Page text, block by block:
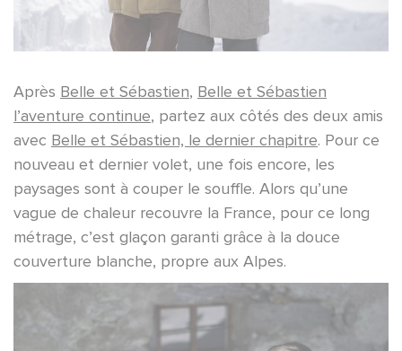
Après Belle et Sébastien, Belle et Sébastien
l’aventure continue, partez aux côtés des deux amis
avec Belle et Sébastien, le dernier chapitre. Pour ce
nouveau et dernier volet, une fois encore, les
paysages sont à couper le souffle. Alors qu’une
vague de chaleur recouvre la France, pour ce long
métrage, c’est glaçon garanti grâce à la douce
couverture blanche, propre aux Alpes.